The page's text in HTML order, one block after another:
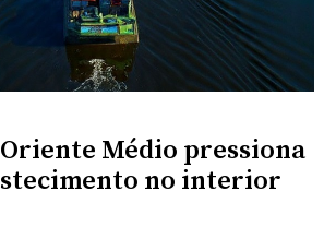
Médio pressiona
no interior